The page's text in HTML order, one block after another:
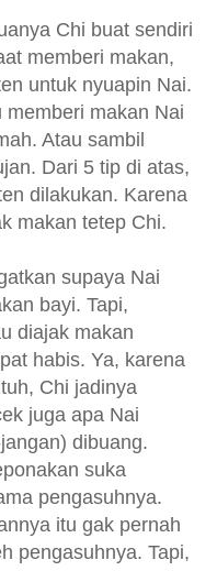
Chi buat sendiri
memberi makan,
untuk nyuapin Nai.
makan Nai
Atau sambil
Dari 5 tip di atas,
dilakukan. Karena
makan tetep Chi.
supaya Nai
bayi. Tapi,
diajak makan
habis. Ya, karena
Chi jadinya
juga apa Nai
dibuang.
suka
pengasuhnya.
itu gak pernah
pengasuhnya. Tapi,